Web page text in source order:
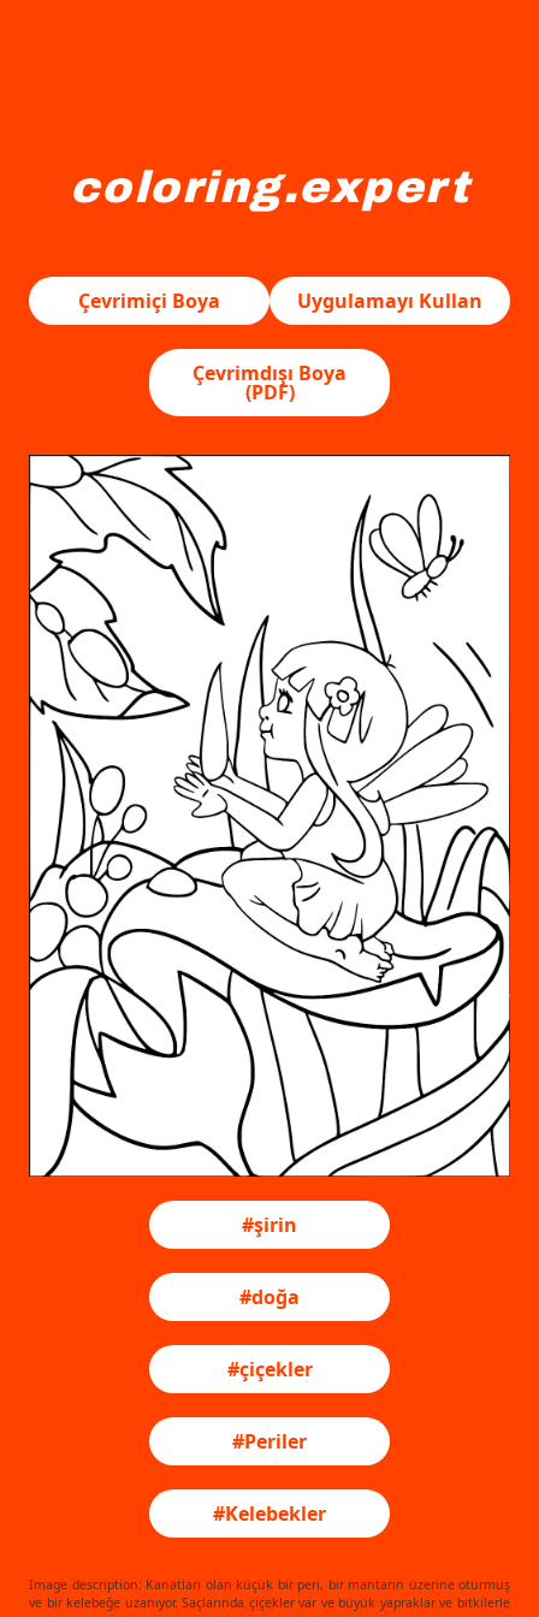
coloring.expert
Çevrimiçi Boya
Uygulamayı Kullan
Çevrimdışı Boya
(PDF)
#şirin
#doğa
#çiçekler
#Periler
#Kelebekler
Image description: Kanatları olan küçük bir peri, bir mantarın üzerine oturmuş
ve bir kelebeğe uzanıyor. Saçlarında çiçekler var ve büyük yapraklar ve bitkilerle